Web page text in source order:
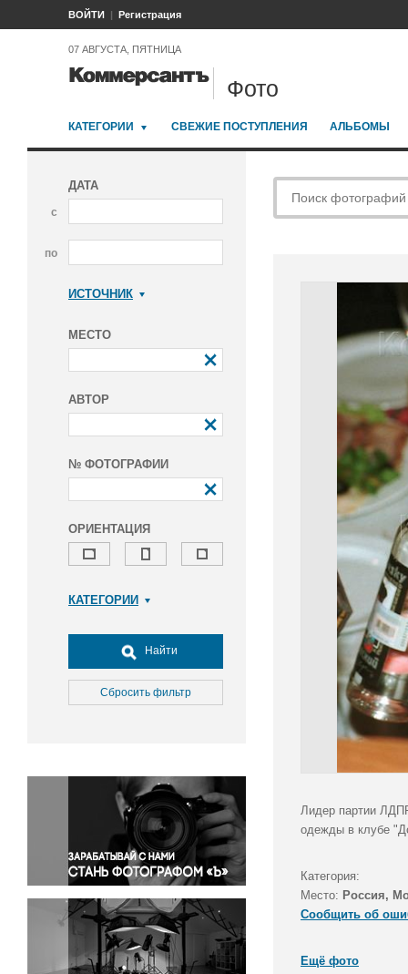
ВОЙТИ Регистрация
07 АВГУСТА, ПЯТНИЦА
Фото
КАТЕГОРИИ СВЕЖИЕ ПОСТУПЛЕНИЯ АЛЬБОМЫ
ДАТА
с
по
ИСТОЧНИК
МЕСТО
АВТОР
№ ФОТОГРАФИИ
ОРИЕНТАЦИЯ
КАТЕГОРИИ
Досуг, туризм и отдых
Культура
Медицина
Окружающая среда
Политика
Правосудие
Происшествия и конфликты
Религия
Светская жизнь
Спорт
Экология
Экономика и бизнес
Найти
Сбросить фильтр
Лидер партии
одежды в клубе
Категория:
Место: Россия,
Сообщить об
Ещё фото